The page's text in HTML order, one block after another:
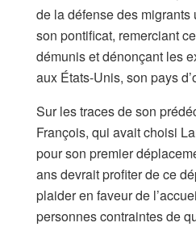
de la défense des migrants
son pontificat, remerciant
démunis et dénonçant les
aux États-Unis, son pays
Sur les traces de son
François, qui avait choisi
pour son premier
ans devrait profiter de ce
plaider en faveur de
personnes contraintes de